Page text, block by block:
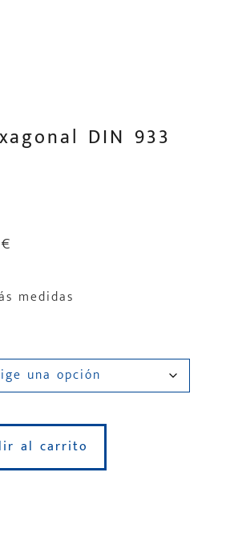
DIN 933
€
medidas
al carrito